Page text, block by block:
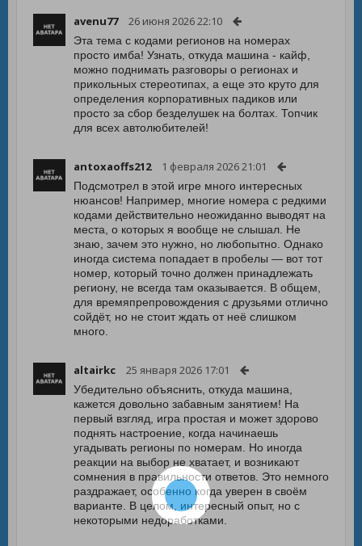
avenu77 26 июня 2026 22:10
Эта тема с кодами регионов на номерах
просто имба! Узнать, откуда машина - кайф,
можно поднимать разговоры о регионах и
прикольных стереотипах, а еще это круто для
определения корпоративных падиков или
просто за сбор безделушек на болтах. Топчик
для всех автолюбителей!
antoxaoffs212 1 февраля 2026 21:01
Подсмотрел в этой игре много интересных
нюансов! Например, многие номера с редкими
кодами действительно неожиданно выводят на
места, о которых я вообще не слышал. Не
знаю, зачем это нужно, но любопытно. Однако
иногда система попадает в пробелы — вот тот
номер, который точно должен принадлежать
региону, не всегда там оказывается. В общем,
для времяпрепровождения с друзьями отлично
сойдёт, но не стоит ждать от неё слишком
много.
altairkc 25 января 2026 17:01
Убедительно объяснить, откуда машина,
кажется довольно забавным занятием! На
первый взгляд, игра простая и может здорово
поднять настроение, когда начинаешь
угадывать регионы по номерам. Но иногда
реакции на выбор не хватает, и возникают
сомнения в правильности ответов. Это немного
раздражает, особенно когда уверен в своём
варианте. В целом, интересный опыт, но с
некоторыми недоработками.